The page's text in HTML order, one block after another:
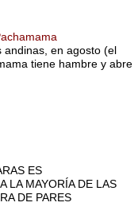
andinas, en agosto (el
tiene hambre y abre
ES
LA MAYORÍA DE LAS
DE PARES